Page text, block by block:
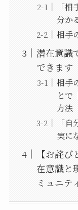
「
分か
相手
潜在意識
できます
相手
とで
方法
「
実に
【お詫
在意識と
ミュニテ